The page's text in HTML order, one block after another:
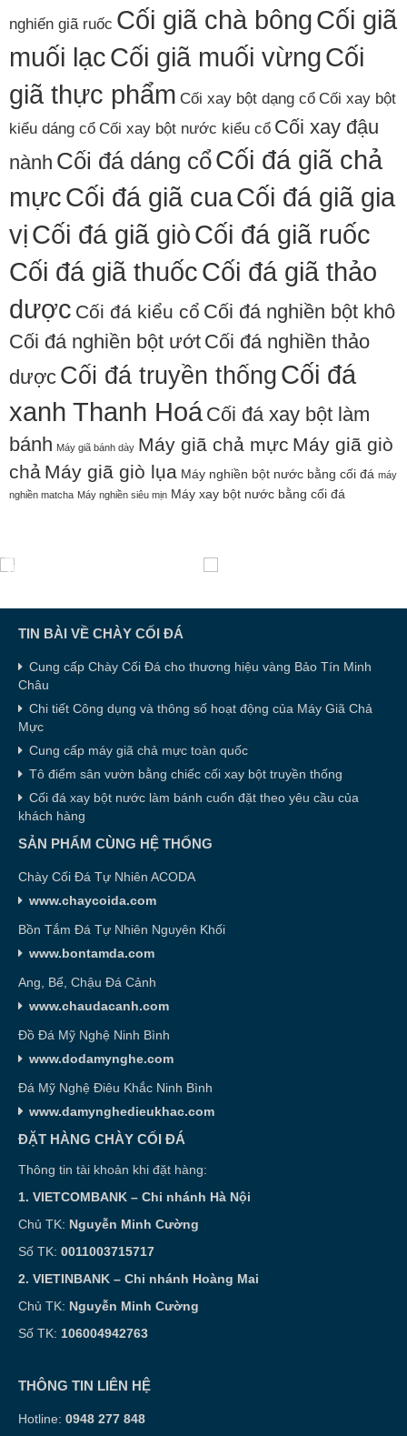
nghiến giã ruốc Cối giã chà bôngCối giã
muối lạcCối giã muối vừngCối
giã thực phẩm Cối xay bột dạng cổ Cối xay bột
kiểu dáng cổ Cối xay bột nước kiểu cổ Cối xay đậu
nành Cối đá dáng cổCối đá giã chả
mựcCối đá giã cuaCối đá giã gia
vịCối đá giã giòCối đá giã ruốc
Cối đá giã thuốcCối đá giã thảo
dược Cối đá kiểu cổ Cối đá nghiền bột khô
Cối đá nghiền bột ướt Cối đá nghiền thảo
dược Cối đá truyền thốngCối đá
xanh Thanh Hoá Cối đá xay bột làm
bánh Máy giã bánh dày Máy giã chả mực Máy giã giò
chả Máy giã giò lụa Máy nghiền bột nước bằng cối đá máy
nghiền matcha Máy nghiền siêu mịn Máy xay bột nước bằng cối đá
TIN BÀI VỀ CHÀY CỐI ĐÁ
Cung cấp Chày Cối Đá cho thương hiệu vàng Bảo Tín Minh
Châu
Chi tiết Công dụng và thông số hoạt động của Máy Giã Chả
Mực
Cung cấp máy giã chả mực toàn quốc
Tô điểm sân vườn bằng chiếc cối xay bột truyền thống
Cối đá xay bột nước làm bánh cuốn đặt theo yêu cầu của
khách hàng
SẢN PHẨM CÙNG HỆ THỐNG
Chày Cối Đá Tự Nhiên ACODA
www.chaycoida.com
Bồn Tắm Đá Tự Nhiên Nguyên Khối
www.bontamda.com
Ang, Bể, Chậu Đá Cảnh
www.chaudacanh.com
Đồ Đá Mỹ Nghệ Ninh Bình
www.dodamynghe.com
Đá Mỹ Nghệ Điêu Khắc Ninh Bình
www.damynghedieukhac.com
ĐẶT HÀNG CHÀY CỐI ĐÁ
Thông tin tài khoản khi đặt hàng:
1. VIETCOMBANK – Chi nhánh Hà Nội
Chủ TK: Nguyễn Minh Cường
Số TK: 0011003715717
2. VIETINBANK – Chi nhánh Hoàng Mai
Chủ TK: Nguyễn Minh Cường
Số TK: 106004942763
THÔNG TIN LIÊN HỆ
Hotline: 0948 277 848